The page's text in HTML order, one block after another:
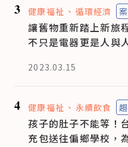
3 健康福祉 循環經濟
讓舊物重新踏上新
不只是電器更是人與
2023.03.15
4 健康福祉 永續飲食
孩子的肚子不能等！
充包送往偏鄉學校，